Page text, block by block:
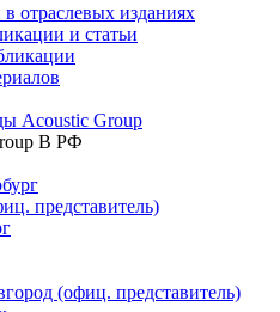
отраслевых изданиях
и статьи
Acoustic Group
В РФ
представитель)
(офиц. представитель)